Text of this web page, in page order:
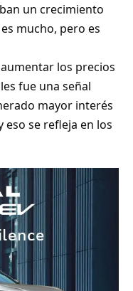
un crecimiento
mucho, pero es
los precios
fue una señal
mayor interés
se refleja en los